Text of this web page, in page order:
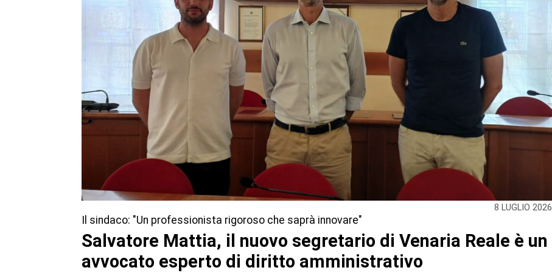
8 LUGLIO 2026
Il sindaco: "Un professionista rigoroso che saprà innovare"
Salvatore Mattia, il nuovo segretario di Venaria Reale è un
avvocato esperto di diritto amministrativo